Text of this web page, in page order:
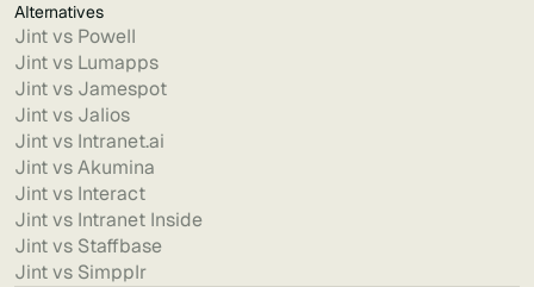
Alternatives
Jint vs Powell
Jint vs Lumapps
Jint vs Jamespot
Jint vs Jalios
Jint vs Intranet.ai
Jint vs Akumina
Jint vs Interact
Jint vs Intranet Inside
Jint vs Staffbase
Jint vs Simpplr